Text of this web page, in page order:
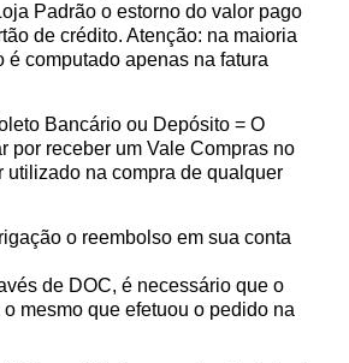
Padrão o estorno do valor pago
de crédito. Atenção: na maioria
é computado apenas na fatura
Bancário ou Depósito = O
por receber um Vale Compras no
utilizado na compra de qualquer
o reembolso em sua conta
de DOC, é necessário que o
mesmo que efetuou o pedido na